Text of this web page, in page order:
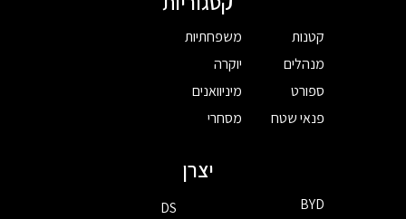
קטנות
מנהלים
ספורט
פנאי שטח
משפחתיות
יוקרה
מיניוואנים
מסחרי
יצרן
BYD
DS